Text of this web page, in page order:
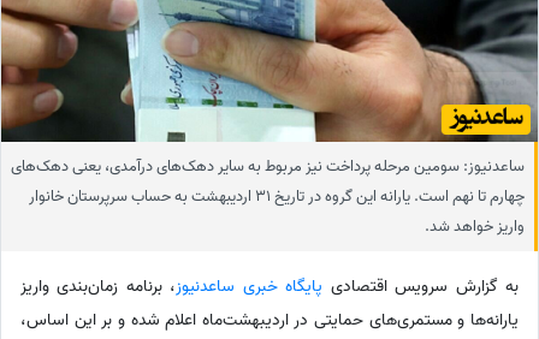
ساعدنیوز: سومین مرحله پرداخت نیز مربوط به سایر دهک‌های درآمدی، یعنی دهک‌های
چهارم تا نهم است. یارانه این گروه در تاریخ 31 اردیبهشت به حساب سرپرستان خانوار
واریز خواهد شد.
به گزارش سرویس اقتصادی پایگاه خبری ساعدنیوز،‌ برنامه زمان‌بندی واریز
یارانه‌ها و مستمری‌های حمایتی در اردیبهشت‌ماه اعلام شده و بر این اساس،